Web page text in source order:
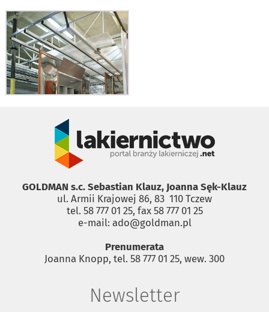
GOLDMAN s.c. Sebastian Klauz, Joanna Sęk-Klauz
ul. Armii Krajowej 86, 83 ­ 110 Tczew
tel. 58 777 01 25, fax 58 777 01 25
e-mail: ado@goldman.pl
Prenumerata
Joanna Knopp, tel. 58 777 01 25, wew. 300
Newsletter